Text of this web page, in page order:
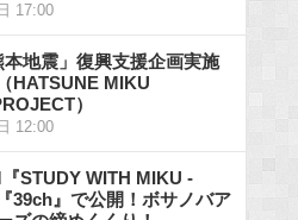
17:00
本地震」復興支援企画実施
HATSUNE MIKU
）
12:00
STUDY WITH MIKU -
39ch』で公開！ボサノバア